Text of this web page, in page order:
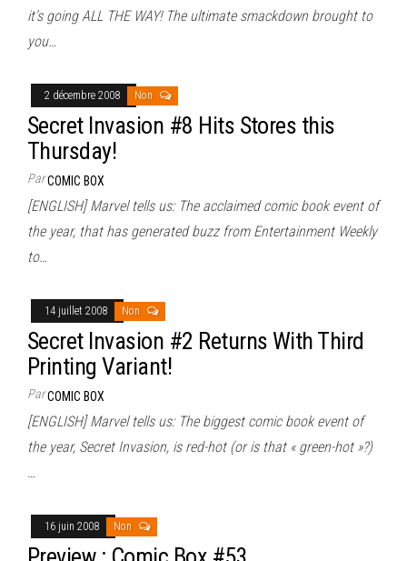
it’s going ALL THE WAY! The ultimate smackdown brought to
you…
2 décembre 2008 Non
Secret Invasion #8 Hits Stores this
Thursday!
ParCOMIC BOX
[ENGLISH] Marvel tells us: The acclaimed comic book event of
the year, that has generated buzz from Entertainment Weekly
to…
14 juillet 2008 Non
Secret Invasion #2 Returns With Third
Printing Variant!
ParCOMIC BOX
[ENGLISH] Marvel tells us: The biggest comic book event of
the year, Secret Invasion, is red-hot (or is that « green-hot »?)
…
16 juin 2008 Non